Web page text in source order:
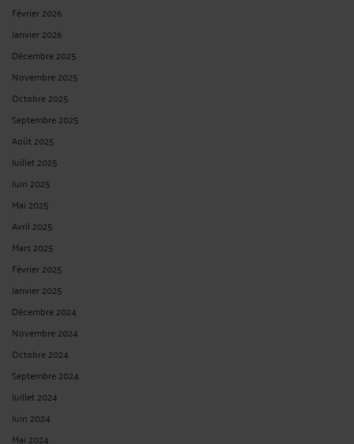
Février 2026
Janvier 2026
Décembre 2025
Novembre 2025
Octobre 2025
Septembre 2025
Août 2025
Juillet 2025
Juin 2025
Mai 2025
Avril 2025
Mars 2025
Février 2025
Janvier 2025
Décembre 2024
Novembre 2024
Octobre 2024
Septembre 2024
Juillet 2024
Juin 2024
Mai 2024